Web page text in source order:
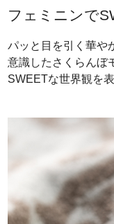
フェミニンで
パッと目を引く華や
意識したさくらんぼ
SWEETな世界観を